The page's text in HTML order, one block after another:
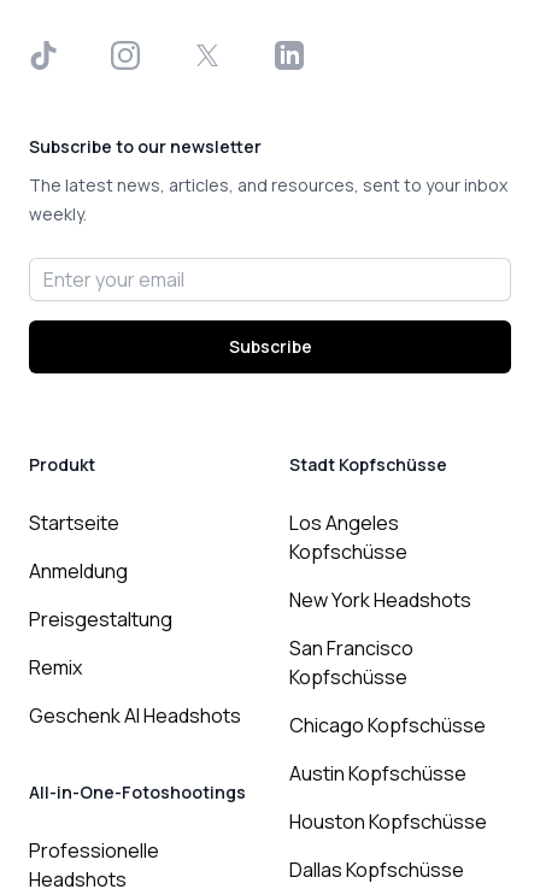
TikTok InstagramX LinkedIn
Subscribe to our newsletter
The latest news, articles, and resources, sent to your inbox
weekly.
Email address
Subscribe
Produkt
Startseite
Anmeldung
Preisgestaltung
Remix
Geschenk AI Headshots
All-in-One-Fotoshootings
Professionelle
Headshots
Stadt Kopfschüsse
Los Angeles
Kopfschüsse
New York Headshots
San Francisco
Kopfschüsse
Chicago Kopfschüsse
Austin Kopfschüsse
Houston Kopfschüsse
Dallas Kopfschüsse